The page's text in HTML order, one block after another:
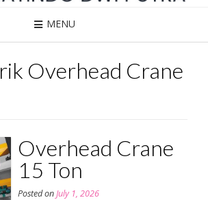
MENU
Overhead Crane
Overhead Crane
15 Ton
Posted onJuly 1, 2026